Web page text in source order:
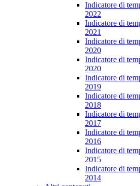
Indicatore di
2022
Indicatore di
2021
Indicatore di
2020
Indicatore di
2020
Indicatore di
2019
Indicatore di
2018
Indicatore di
2017
Indicatore di
2016
Indicatore di
2015
Indicatore di
2014